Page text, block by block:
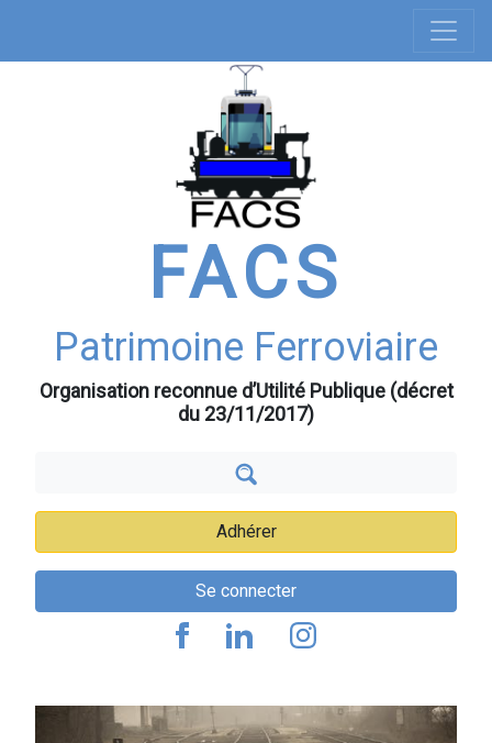
contenu
FACS
Patrimoine Ferroviaire
Organisation reconnue d’Utilité Publique (décret
du 23/11/2017)
Adhérer
Se connecter
principale